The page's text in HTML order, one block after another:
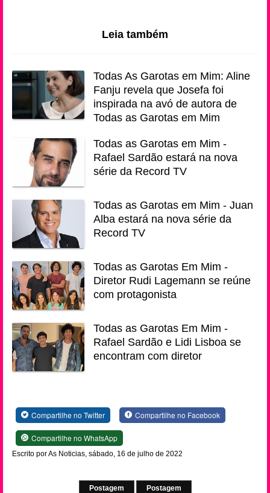
Leia também
Todas As Garotas em Mim: Aline
Fanju revela que Josefa foi
inspirada na avó de autora de
Todas as Garotas em Mim
Todas as Garotas em Mim -
Rafael Sardão estará na nova
série da Record TV
Todas as Garotas em Mim - Juan
Alba estará na nova série da
Record TV
Todas as Garotas Em Mim -
Diretor Rudi Lagemann se reúne
com protagonista
Todas as Garotas Em Mim -
Rafael Sardão e Lidi Lisboa se
encontram com diretor
Compartilhe no Twitter Compartilhe no Facebook
Compartilhe no WhatsApp
Escrito por As Noticias, sábado, 16 de julho de 2022
Postagem
Postagem